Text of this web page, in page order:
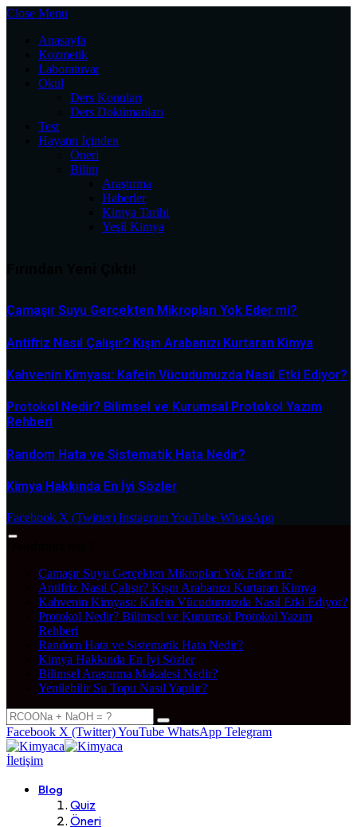
Close Menu
Anasayfa
Kozmetik
Laboratuvar
Okul
Ders Konuları
Ders Dokümanları
Test
Hayatın İçinden
Öneri
Bilim
Araştırma
Haberler
Kimya Tarihi
Yeşil Kimya
Çamaşır Suyu Gerçekten Mikropları Yok Eder mi?
Antifriz Nasıl Çalışır? Kışın Arabanızı Kurtaran Kimya
Kahvenin Kimyası: Kafein Vücudumuzda Nasıl Etki Ediyor?
Protokol Nedir? Bilimsel ve Kurumsal Protokol Yazım
Rehberi
Random Hata ve Sistematik Hata Nedir?
Kimya Hakkında En İyi Sözler
Facebook X (Twitter) InstagramYouTube WhatsApp
Çamaşır Suyu Gerçekten Mikropları Yok Eder mi?
Antifriz Nasıl Çalışır? Kışın Arabanızı Kurtaran Kimya
Kahvenin Kimyası: Kafein Vücudumuzda Nasıl Etki Ediyor?
Protokol Nedir? Bilimsel ve Kurumsal Protokol Yazım
Rehberi
Random Hata ve Sistematik Hata Nedir?
Kimya Hakkında En İyi Sözler
Bilimsel Araştırma Makalesi Nedir?
Yenilebilir Su Topu Nasıl Yapılır?
Facebook X (Twitter)YouTube WhatsApp Telegram
İletişim
Blog
Quiz
Öneri